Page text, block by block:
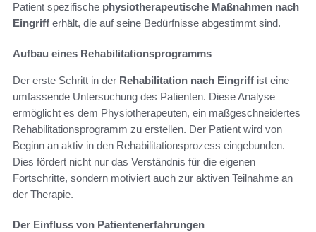
Patient spezifische physiotherapeutische Maßnahmen nach
Eingriff erhält, die auf seine Bedürfnisse abgestimmt sind.
Aufbau eines Rehabilitationsprogramms
Der erste Schritt in der Rehabilitation nach Eingriff ist eine
umfassende Untersuchung des Patienten. Diese Analyse
ermöglicht es dem Physiotherapeuten, ein maßgeschneidertes
Rehabilitationsprogramm zu erstellen. Der Patient wird von
Beginn an aktiv in den Rehabilitationsprozess eingebunden.
Dies fördert nicht nur das Verständnis für die eigenen
Fortschritte, sondern motiviert auch zur aktiven Teilnahme an
der Therapie.
Der Einfluss von Patientenerfahrungen